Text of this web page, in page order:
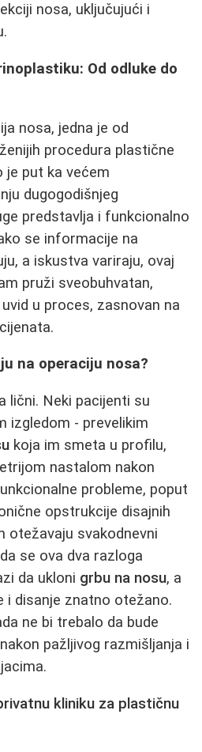
nosa, uključujući i
Od odluke do
nosa, jedna je od
procedura plastične
je put ka većem
dugogodišnjeg
predstavlja i funkcionalno
se informacije na
a iskustva variraju, ovaj
pruži sveobuhvatan,
u proces, zasnovan na
na operaciju nosa?
lični. Neki pacijenti su
izgledom - prevelikim
koja im smeta u profilu,
nastalom nakon
probleme, poput
opstrukcije disajnih
otežavaju svakodnevni
se ova dva razloga
da ukloni grbu na nosu, a
i disanje znatno otežano.
ne bi trebalo da bude
pažljivog razmišljanja i
kliniku za plastičnu